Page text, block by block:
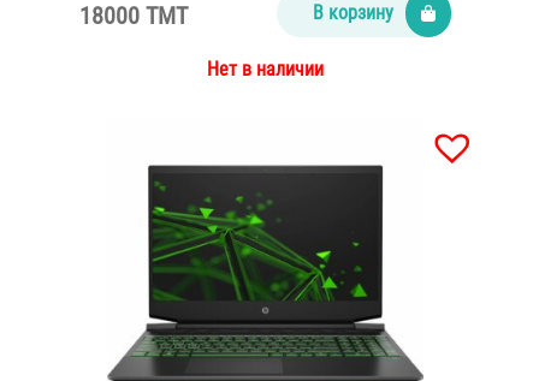
18000 TMT В корзину
Нет в наличии